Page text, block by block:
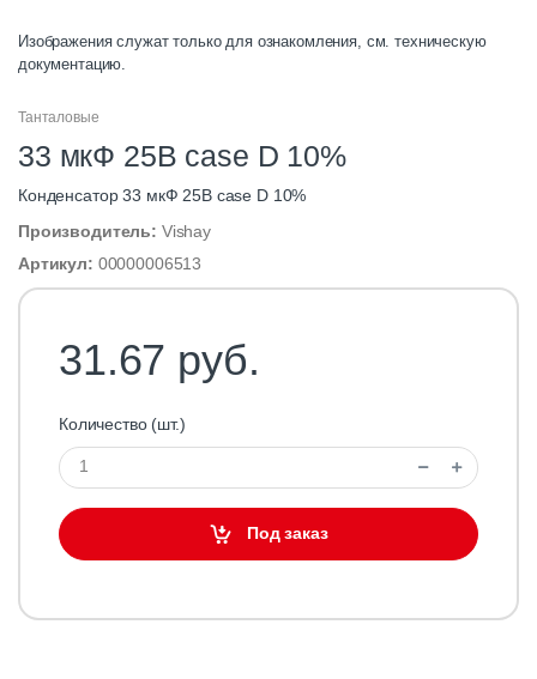
Изображения служат только для ознакомления, см. техническую
документацию.
Танталовые
33 мкФ 25В case D 10%
Конденсатор 33 мкФ 25В case D 10%
Производитель: Vishay
Артикул: 00000006513
31.67 руб.
Количество (шт.)
Под заказ